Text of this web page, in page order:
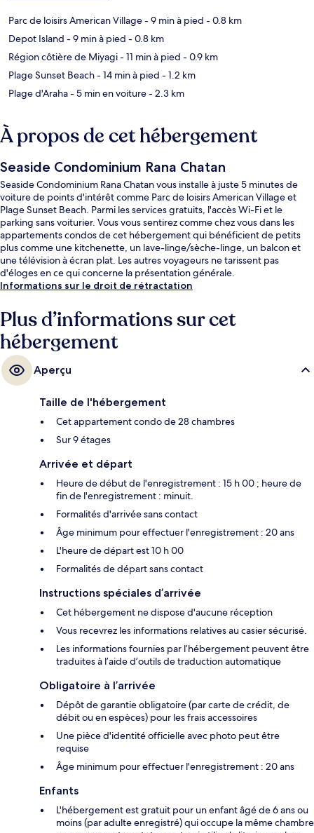
Parc de loisirs American Village- 9 min à pied - 0.8 km
Depot Island - 9 min à pied - 0.8 km
Région côtière de Miyagi- 11 min à pied - 0.9 km
Plage Sunset Beach- 14 min à pied - 1.2 km
Plage d'Araha- 5 min en voiture- 2.3 km
À propos de cet hébergement
Seaside Condominium Rana Chatan
Seaside Condominium Rana Chatan vous installe à juste 5 minutes de
voiture de points d'intérêt comme Parc de loisirs American Village et
Plage Sunset Beach. Parmi les services gratuits, l'accès Wi-Fi et le
parking sans voiturier. Vous vous sentirez comme chez vous dans les
appartements condos de cet hébergement qui bénéficient de petits
plus comme une kitchenette, un lave-linge/sèche-linge, un balcon et
une télévision à écran plat. Les autres voyageurs ne tarissent pas
d'éloges en ce qui concerne la présentation générale.
Informations sur le droit de rétractation
Plus d’informations sur cet
hébergement
Aperçu
Taille de l'hébergement
Cet appartement condo de 28 chambres
Sur 9 étages
Arrivée et départ
Heure de début de l'enregistrement : 15 h 00 ; heure de
fin de l'enregistrement : minuit.
Formalités d'arrivée sans contact
Âge minimum pour effectuer l'enregistrement : 20 ans
L'heure de départ est 10 h 00
Formalités de départ sans contact
Instructions spéciales d’arrivée
Cet hébergement ne dispose d'aucune réception
Vous recevrez les informations relatives au casier sécurisé.
Les informations fournies par l’hébergement peuvent être
traduites à l’aide d’outils de traduction automatique
Obligatoire à l’arrivée
Dépôt de garantie obligatoire (par carte de crédit, de
débit ou en espèces) pour les frais accessoires
Une pièce d'identité officielle avec photo peut être
requise
Âge minimum pour effectuer l'enregistrement : 20 ans
Enfants
L'hébergement est gratuit pour un enfant âgé de 6 ans ou
moins (par adulte enregistré) qui occupe la même chambre